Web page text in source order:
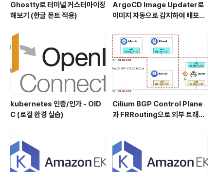
Ghostty로 터미널 커스터마이징
해보기 (한글 폰트 적용)
ArgoCD Image Updater로
이미지 자동으로 감지하여 배포하
kubernetes 인증/인가 - OID
C (로컬 환경 실습)
Cilium BGP Control Plane
과 FRRouting으로 외부 트래픽